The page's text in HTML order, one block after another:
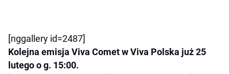
[nggallery id=2487]
Kolejna emisja Viva Comet w Viva Polska już 25
lutego o g. 15:00.